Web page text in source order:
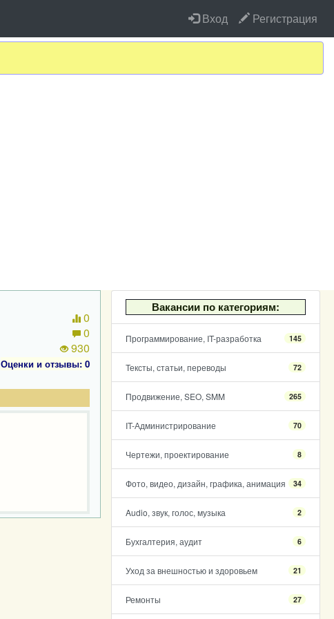
Вход Регистрация
Вакансии по категориям:
Программирование, IT-разработка 145
Тексты, статьи, переводы 72
Продвижение, SEO, SMM 265
IT-Администрирование 70
Чертежи, проектирование 8
Фото, видео, дизайн, графика, анимация 34
Audio, звук, голос, музыка 2
Бухгалтерия, аудит 6
Уход за внешностью и здоровьем 21
Ремонты 27
0
0
930
Оценки и отзывы: 0